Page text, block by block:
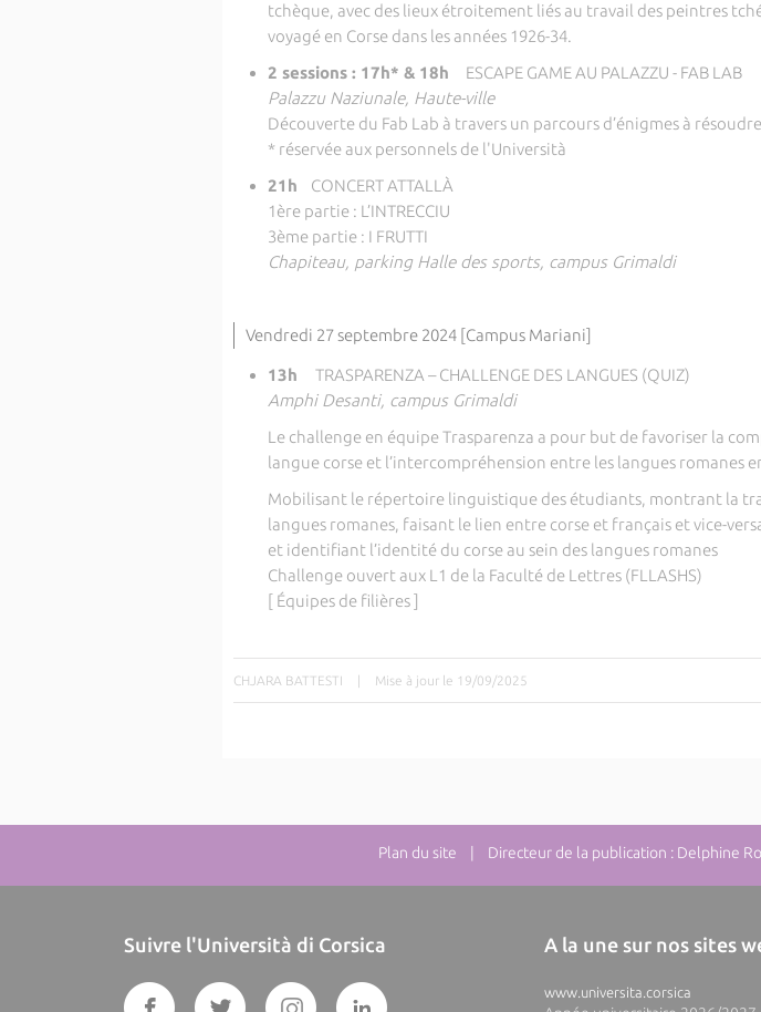
tchèque, avec des lieux étroitement liés au travail des peintres
voyagé en Corse dans les années 1926-34.
2 sessions : 17h* & 18h
ESCAPE GAME AU PALAZZU - FAB LAB
Palazzu Naziunale, Haute-ville
Découverte du Fab Lab à travers un parcours d’énigmes à
* réservée aux personnels de l'Università
21h CONCERT ATTALLÀ
1ère partie : L’INTRECCIU
3ème partie : I FRUTTI
Chapiteau, parking Halle des sports, campus Grimaldi
Vendredi 27 septembre 2024 [Campus Mariani]
13h TRASPARENZA – CHALLENGE DES LANGUES (QUIZ)
Amphi Desanti, campus Grimaldi
Le challenge en équipe Trasparenza a pour but de favoriser la
langue corse et l’intercompréhension entre les langues romanes
Mobilisant le répertoire linguistique des étudiants, montrant la
langues romanes, faisant le lien entre corse et français et vice-
et identifiant l’identité du corse au sein des langues romanes
Challenge ouvert aux L1 de la Faculté de Lettres (FLLASHS)
[ Équipes de filières ]
CHJARA BATTESTI | Mise à jour le 19/09/2025
Plan du site | Directeur de la publication : Delphine
Suivre l'Università di Corsica A la une sur nos sites
www.universita.corsica